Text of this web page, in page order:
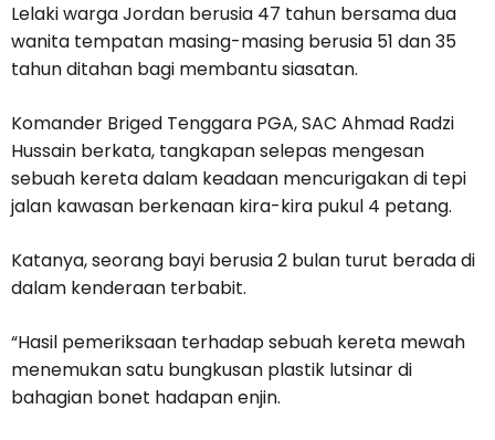
Lelaki warga Jordan berusia 47 tahun bersama dua
wanita tempatan masing-masing berusia 51 dan 35
tahun ditahan bagi membantu siasatan.
Komander Briged Tenggara PGA, SAC Ahmad Radzi
Hussain berkata, tangkapan selepas mengesan
sebuah kereta dalam keadaan mencurigakan di tepi
jalan kawasan berkenaan kira-kira pukul 4 petang.
Katanya, seorang bayi berusia 2 bulan turut berada di
dalam kenderaan terbabit.
“Hasil pemeriksaan terhadap sebuah kereta mewah
menemukan satu bungkusan plastik lutsinar di
bahagian bonet hadapan enjin.